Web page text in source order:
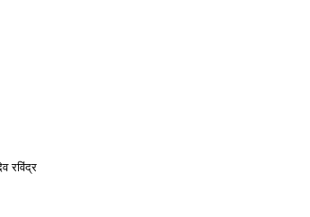
रविंद्र